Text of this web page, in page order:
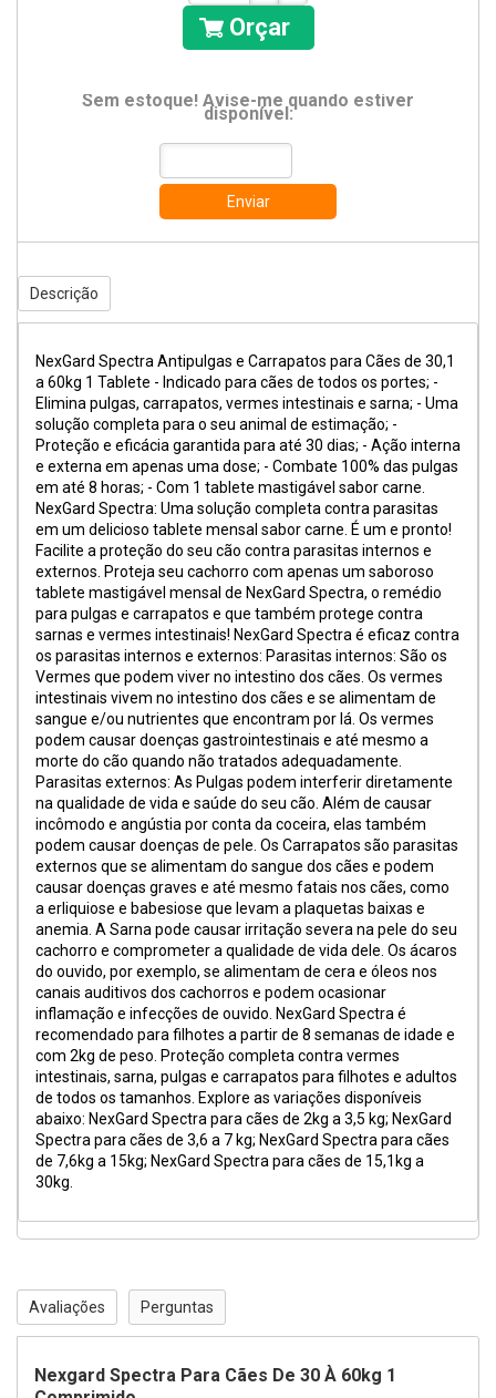
Orçar
Sem estoque! Avise-me quando estiver
disponível:
Enviar
Descrição
NexGard Spectra Antipulgas e Carrapatos para Cães de 30,1
a 60kg 1 Tablete - Indicado para cães de todos os portes; -
Elimina pulgas, carrapatos, vermes intestinais e sarna; - Uma
solução completa para o seu animal de estimação; -
Proteção e eficácia garantida para até 30 dias; - Ação interna
e externa em apenas uma dose; - Combate 100% das pulgas
em até 8 horas; - Com 1 tablete mastigável sabor carne.
NexGard Spectra: Uma solução completa contra parasitas
em um delicioso tablete mensal sabor carne. É um e pronto!
Facilite a proteção do seu cão contra parasitas internos e
externos. Proteja seu cachorro com apenas um saboroso
tablete mastigável mensal de NexGard Spectra, o remédio
para pulgas e carrapatos e que também protege contra
sarnas e vermes intestinais! NexGard Spectra é eficaz contra
os parasitas internos e externos: Parasitas internos: São os
Vermes que podem viver no intestino dos cães. Os vermes
intestinais vivem no intestino dos cães e se alimentam de
sangue e/ou nutrientes que encontram por lá. Os vermes
podem causar doenças gastrointestinais e até mesmo a
morte do cão quando não tratados adequadamente.
Parasitas externos: As Pulgas podem interferir diretamente
na qualidade de vida e saúde do seu cão. Além de causar
incômodo e angústia por conta da coceira, elas também
podem causar doenças de pele. Os Carrapatos são parasitas
externos que se alimentam do sangue dos cães e podem
causar doenças graves e até mesmo fatais nos cães, como
a erliquiose e babesiose que levam a plaquetas baixas e
anemia. A Sarna pode causar irritação severa na pele do seu
cachorro e comprometer a qualidade de vida dele. Os ácaros
do ouvido, por exemplo, se alimentam de cera e óleos nos
canais auditivos dos cachorros e podem ocasionar
inflamação e infecções de ouvido. NexGard Spectra é
recomendado para filhotes a partir de 8 semanas de idade e
com 2kg de peso. Proteção completa contra vermes
intestinais, sarna, pulgas e carrapatos para filhotes e adultos
de todos os tamanhos. Explore as variações disponíveis
abaixo: NexGard Spectra para cães de 2kg a 3,5 kg; NexGard
Spectra para cães de 3,6 a 7 kg; NexGard Spectra para cães
de 7,6kg a 15kg; NexGard Spectra para cães de 15,1kg a
30kg.
Avaliações Perguntas
Nexgard Spectra Para Cães De 30 À 60kg 1